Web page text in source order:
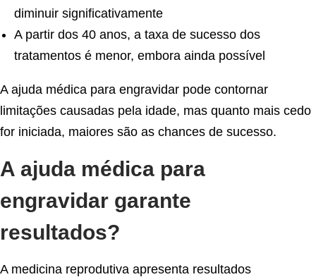
diminuir significativamente
A partir dos 40 anos, a taxa de sucesso dos
tratamentos é menor, embora ainda possível
A ajuda médica para engravidar pode contornar
limitações causadas pela idade, mas quanto mais cedo
for iniciada, maiores são as chances de sucesso.
A ajuda médica para
engravidar garante
resultados?
A medicina reprodutiva apresenta resultados